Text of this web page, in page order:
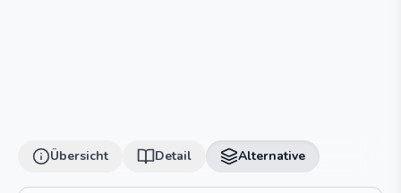
Übersicht Detail Alternative